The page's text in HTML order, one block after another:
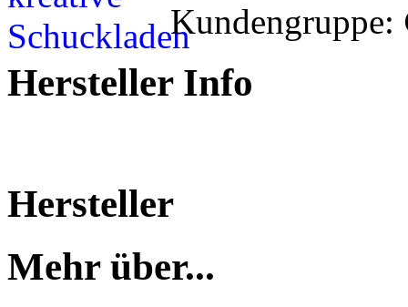
Kundengruppe:
Hersteller Info
Hersteller
Mehr über...